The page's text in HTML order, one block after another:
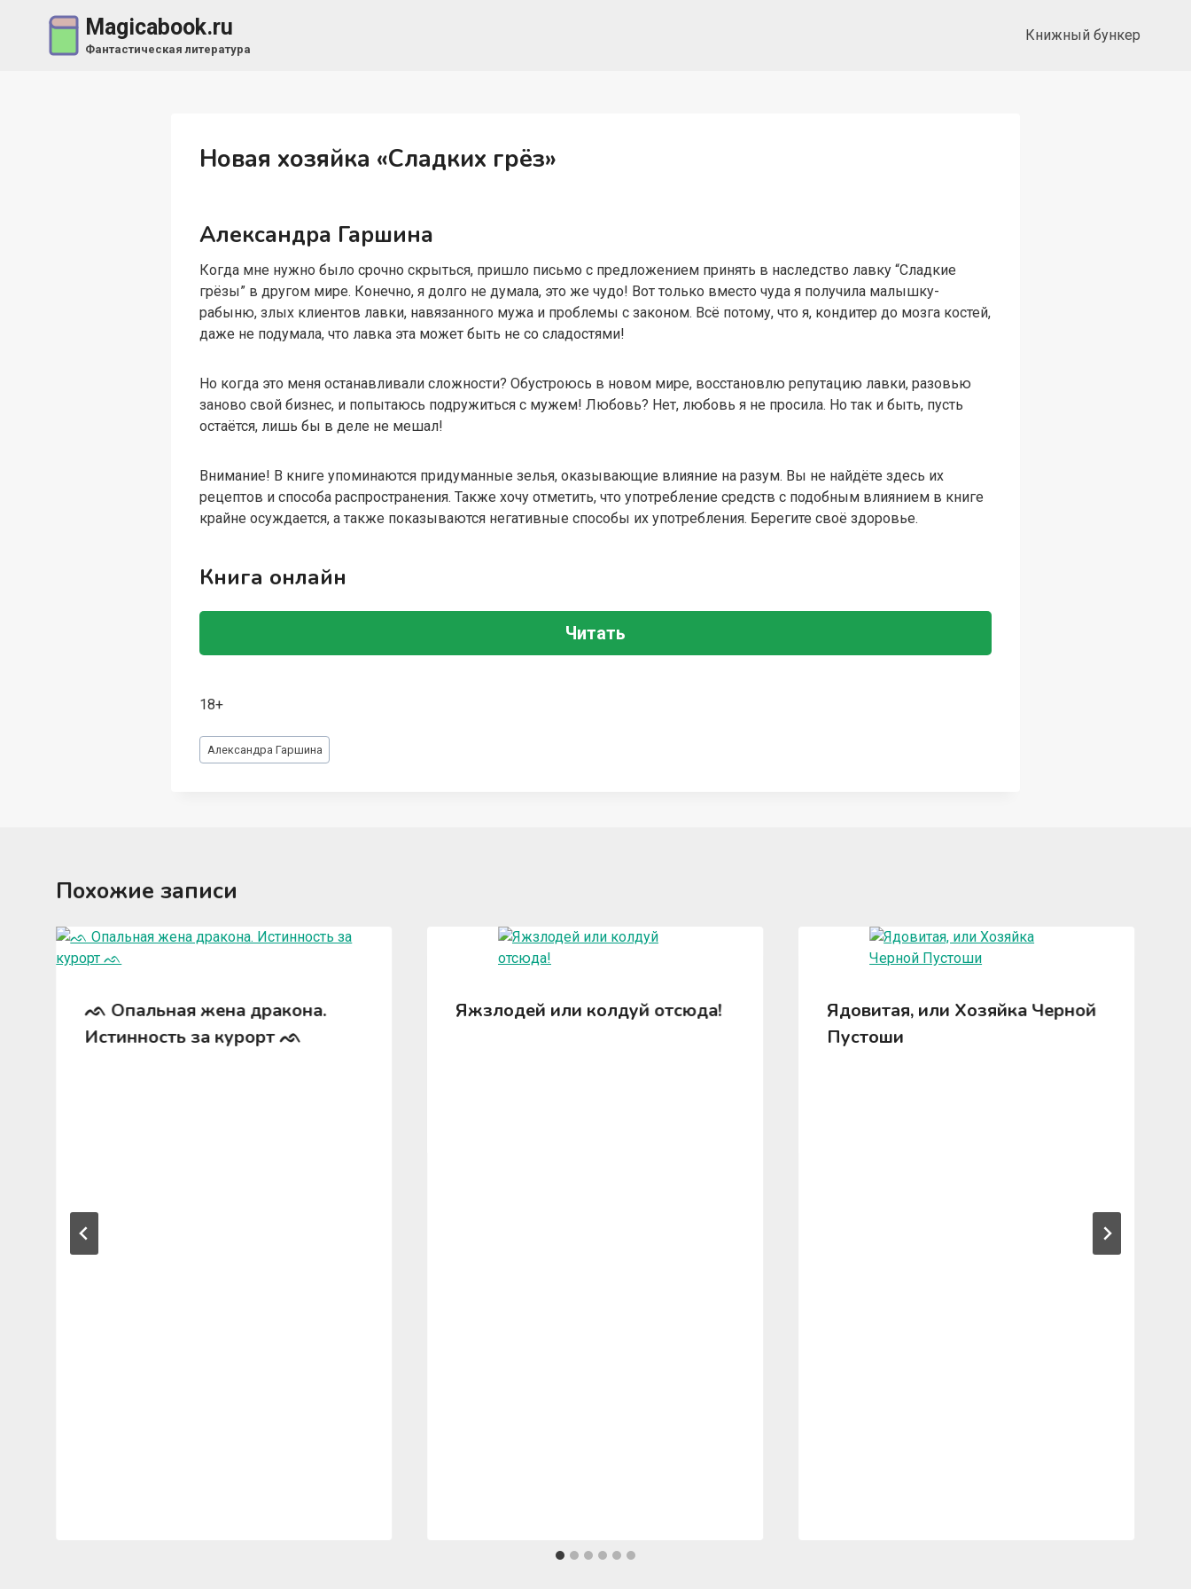
содержимому
Magicabook.ru
Фантастическая литература
Книжный бункер
Новая хозяйка «Сладких грёз»
Александра Гаршина
Когда мне нужно было срочно скрыться, пришло письмо с предложением принять в наследство лавку “Сладкие
грёзы” в другом мире. Конечно, я долго не думала, это же чудо! Вот только вместо чуда я получила малышку-
рабыню, злых клиентов лавки, навязанного мужа и проблемы с законом. Всё потому, что я, кондитер до мозга костей,
даже не подумала, что лавка эта может быть не со сладостями!
Но когда это меня останавливали сложности? Обустроюсь в новом мире, восстановлю репутацию лавки, разовью
заново свой бизнес, и попытаюсь подружиться с мужем! Любовь? Нет, любовь я не просила. Но так и быть, пусть
остаётся, лишь бы в деле не мешал!
Внимание! В книге упоминаются придуманные зелья, оказывающие влияние на разум. Вы не найдёте здесь их
рецептов и способа распространения. Также хочу отметить, что употребление средств с подобным влиянием в книге
крайне осуждается, а также показываются негативные способы их употребления. Берегите своё здоровье.
Книга онлайн
Читать
18+
Метки
записи:
Александра Гаршина
Похожие записи
ᨒ Опальная жена дракона.
Истинность за курорт ᨒ
Яжзлодей или колдуй отсюда!
Ядовитая, или Хозяйка Черной
Пустоши